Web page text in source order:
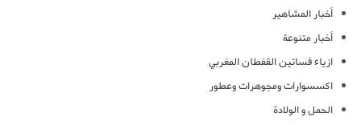
أخبار المشاهير
أخبار متنوعة
ازياء فساتين القفطان المغربي
اكسسوارات ومجوهرات وعطور
الحمل و الولادة